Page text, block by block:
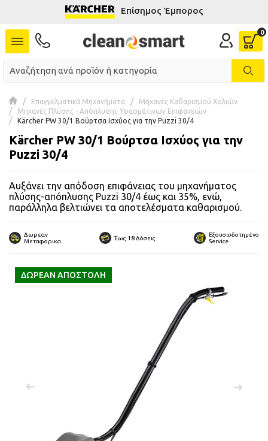
Επίσημος Έμπορος
Επαγγελματικά Μηχανήματα
Μηχανές Καθαρισμού Χαλιών
Μηχανές Πλύσης - Απόπλυσης Υφασμάτινων Επιφανειών
Kärcher PW 30/1 Βούρτσα Ισχύος για την Puzzi 30/4
Kärcher PW 30/1 Βούρτσα Ισχύος για την
Puzzi 30/4
Αυξάνει την απόδοση επιφάνειας του μηχανήματος
πλύσης-απόπλυσης Puzzi 30/4 έως και 35%, ενώ,
παράλληλα βελτιώνει τα αποτελέσματα καθαρισμού.
Δωρεαν
Μεταφορικα
Έως 18 Δόσεις
Εξουσιοδοτημένο
Service
ΔΩΡΕΑΝ ΑΠΟΣΤΟΛΗ